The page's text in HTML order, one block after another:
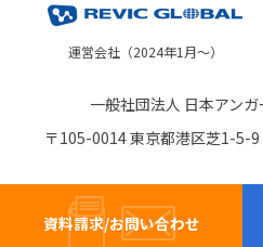
運営会社（2024年1月～）
一般社団法人 日本アン
〒105-0014 東京都港区芝1-5-
資料請求/お問い合わせ